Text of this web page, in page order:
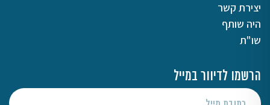
יצירת קשר
היה שותף
שו"ת
הרשמו לדיוור במייל